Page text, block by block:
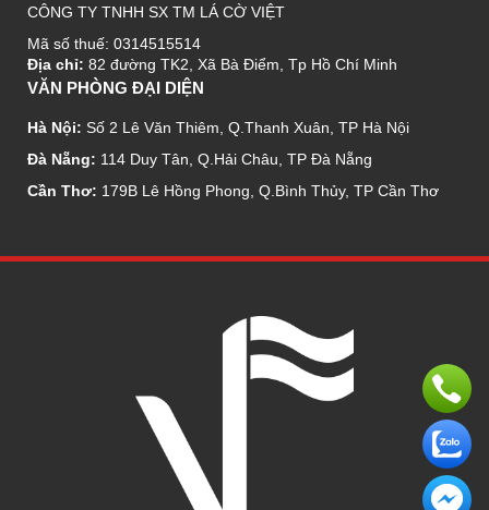
CÔNG TY TNHH SX TM LÁ CỜ VIỆT
Mã số thuế: 0314515514
Địa chỉ: 82 đường TK2, Xã Bà Điểm, Tp Hồ Chí Minh
VĂN PHÒNG ĐẠI DIỆN
Hà Nội: Số 2 Lê Văn Thiêm, Q.Thanh Xuân, TP Hà Nội
Đà Nẵng: 114 Duy Tân, Q.Hải Châu, TP Đà Nẵng
Cần Thơ: 179B Lê Hồng Phong, Q.Bình Thủy, TP Cần Thơ